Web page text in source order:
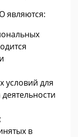
являются:
условий для
в